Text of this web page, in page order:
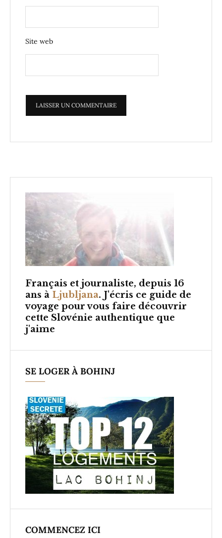
Site web
Français et journaliste, depuis 16
ans à Ljubljana. J'écris ce guide de
voyage pour vous faire découvrir
cette Slovénie authentique que
j'aime
SE LOGER À BOHINJ
COMMENCEZ ICI